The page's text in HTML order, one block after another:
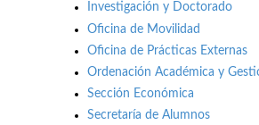
Investigación y Doctorado
Oficina de Movilidad
Oficina de Prácticas Externas
Ordenación Académica y
Sección Económica
Secretaría de Alumnos